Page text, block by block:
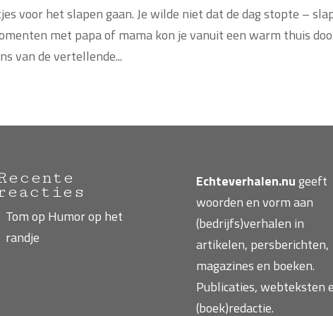
voor het slapen gaan. Je wilde niet dat de dag stopte –
met papa of mama kon je vanuit een warm thuis
van de vertellende...
Tomop Humor op het
randje
Echteverhalen.nugeeft
woorden en vorm aan
(bedrijfs)verhalen in
artikelen, persberichten,
magazines en boeken.
Publicaties, webteksten
(boek)redactie.